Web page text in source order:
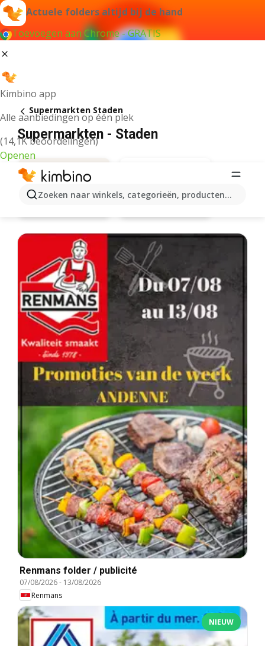
Actuele folders altijd bij de hand
Toevoegen aan Chrome - GRATIS
Kimbino app
Alle aanbiedingen op één plek
(14,1K beoordelingen)
Openen
Zoeken naar winkels, categorieën, producten...
Supermarkten Staden
Supermarkten - Staden
Renmans folder / publicité
07/08/2026- 13/08/2026
Renmans
NIEUW